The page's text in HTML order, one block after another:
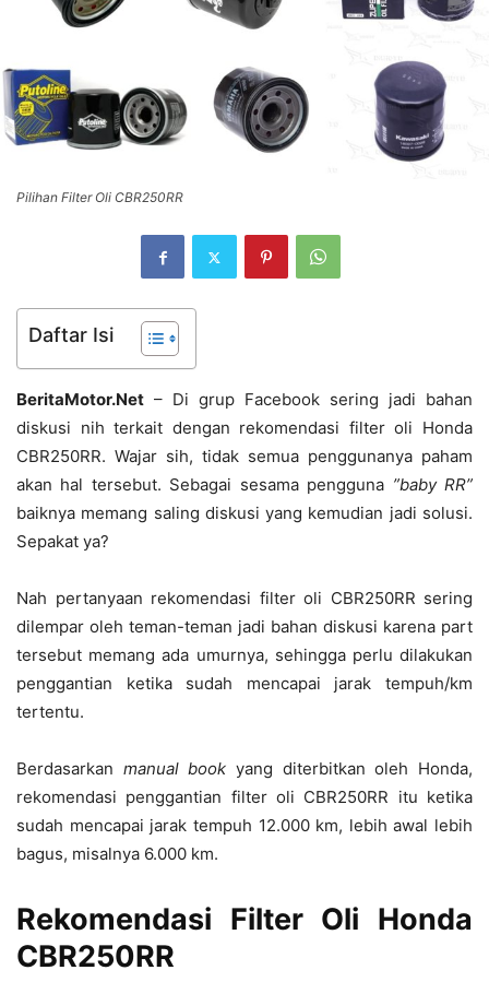
Pilihan Filter Oli CBR250RR
Daftar Isi
BeritaMotor.Net – Di grup Facebook sering jadi bahan
diskusi nih terkait dengan rekomendasi filter oli Honda
CBR250RR. Wajar sih, tidak semua penggunanya paham
akan hal tersebut. Sebagai sesama pengguna ”baby RR”
baiknya memang saling diskusi yang kemudian jadi solusi.
Sepakat ya?
Nah pertanyaan rekomendasi filter oli CBR250RR sering
dilempar oleh teman-teman jadi bahan diskusi karena part
tersebut memang ada umurnya, sehingga perlu dilakukan
penggantian ketika sudah mencapai jarak tempuh/km
tertentu.
Berdasarkan manual book yang diterbitkan oleh Honda,
rekomendasi penggantian filter oli CBR250RR itu ketika
sudah mencapai jarak tempuh 12.000 km, lebih awal lebih
bagus, misalnya 6.000 km.
Rekomendasi Filter Oli Honda
CBR250RR